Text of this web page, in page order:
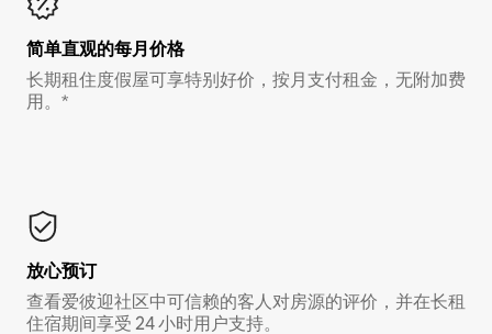
简单直观的每月价格
长期租住度假屋可享特别好价，按月支付租金，无附加费
用。*
放心预订
查看爱彼迎社区中可信赖的客人对房源的评价，并在长租
住宿期间享受 24 小时用户支持。